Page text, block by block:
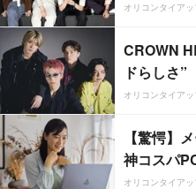
オリコンタイア
CROWN
ドらしさ”
オリコンタイア
【驚愕】
神コスパ
オリコンタイア